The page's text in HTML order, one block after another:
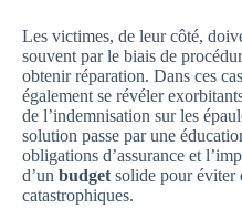
Les victimes, de leur côté,
souvent par le biais de
obtenir réparation. Dans ces
également se révéler
de l’indemnisation sur les
solution passe par une
obligations d’assurance et
d’un budget solide pour éviter
catastrophiques.